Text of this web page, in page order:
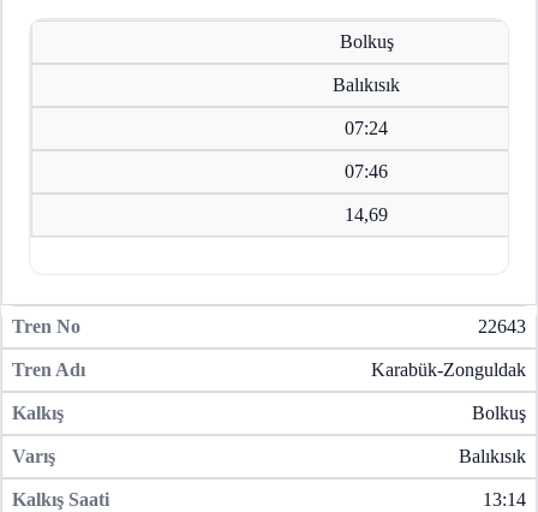
Bolkuş
Balıkısık
07:24
07:46
14,69
22643
Karabük-Zonguldak
Bolkuş
Balıkısık
13:14